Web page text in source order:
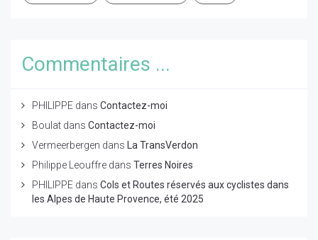
Commentaires ...
PHILIPPE dans Contactez-moi
Boulat dans Contactez-moi
Vermeerbergen dans
La TransVerdon
Philippe Leouffre dans Terres Noires
PHILIPPE dans Cols et Routes réservés aux cyclistes dans
les Alpes de Haute Provence, été 2025